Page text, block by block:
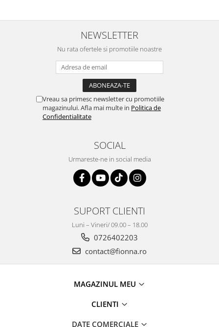
NEWSLETTER
Nu rata ofertele si promotiile noastre
Vreau sa primesc newsletter cu promotiile
magazinului. Afla mai multe in Politica de
Confidentialitate
SOCIAL
Urmareste-ne in social media
SUPORT CLIENTI
Luni – Vineri/ 09.00 – 18.00
0726402203
contact@fionna.ro
MAGAZINUL MEU
CLIENTI
DATE COMERCIALE